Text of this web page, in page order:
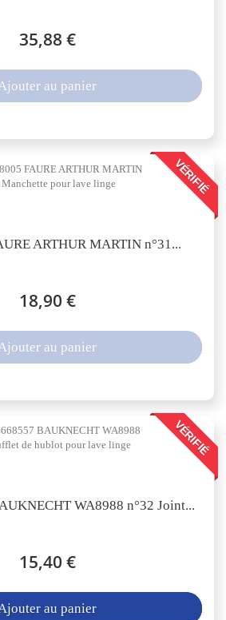
35,88 €
Ajouter au panier
VÉRIFIÉ
ARTHUR MARTIN n°31...
18,90 €
Ajouter au panier
VÉRIFIÉ
WA8988 n°32 Joint...
15,40 €
au panier